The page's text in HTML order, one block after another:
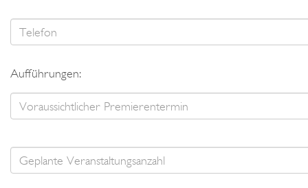
Aufführungen: